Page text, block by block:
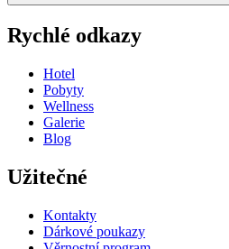
Rychlé odkazy
Hotel
Pobyty
Wellness
Galerie
Blog
Užitečné
Kontakty
Dárkové poukazy